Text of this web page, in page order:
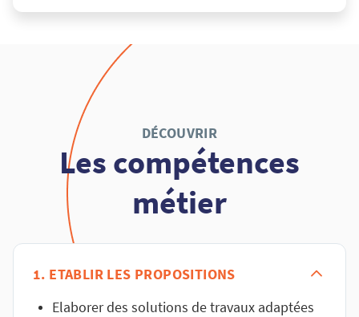
DÉCOUVRIR
Les compétences
métier
1. ETABLIR LES PROPOSITIONS
Elaborer des solutions de travaux adaptées